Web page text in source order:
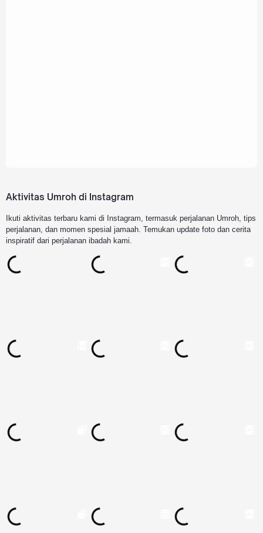
Aktivitas Umroh di Instagram
Ikuti aktivitas terbaru kami di Instagram, termasuk perjalanan Umroh, tips
perjalanan, dan momen spesial jamaah. Temukan update foto dan cerita
inspiratif dari perjalanan ibadah kami.